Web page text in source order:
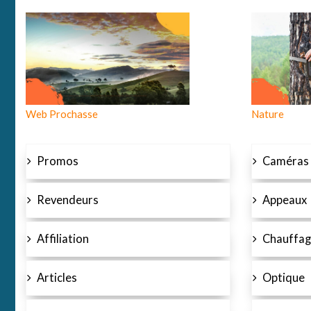
Web Prochasse
Promos
Revendeurs
Affiliation
Articles
Nature
Caméras
Appeaux
Optique